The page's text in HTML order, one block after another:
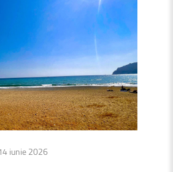
iunie 2026